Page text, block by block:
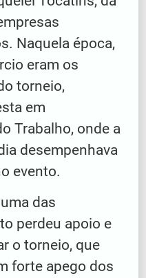
Naquela época,
eram os
torneio,
em
Trabalho, onde a
desempenhava
evento.
das
perdeu apoio e
o torneio, que
forte apego dos